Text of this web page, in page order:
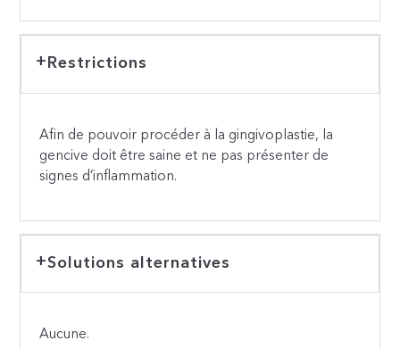
Restrictions
Afin de pouvoir procéder à la gingivoplastie, la
gencive doit être saine et ne pas présenter de
signes d’inflammation.
Solutions alternatives
Aucune.